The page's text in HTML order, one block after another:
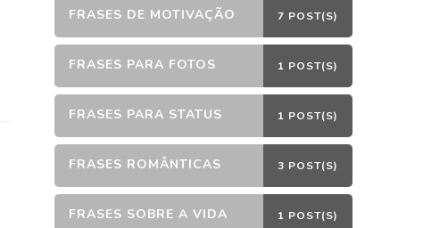
FRASES DE MOTIVAÇÃO 7 POST(S)
FRASES PARA FOTOS 1 POST(S)
FRASES PARA STATUS 1 POST(S)
FRASES ROMÂNTICAS 3 POST(S)
FRASES SOBRE A VIDA 1 POST(S)